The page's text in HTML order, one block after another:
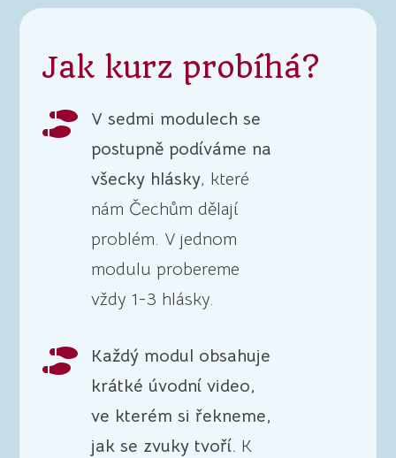
Jak kurz probíhá?

V sedmi modulech se
postupně podíváme na
všecky hlásky, které
nám Čechům dělají
problém. V jednom
modulu probereme
vždy 1-3 hlásky.

Každý modul obsahuje
krátké úvodní video,
ve kterém si řekneme,
jak se zvuky tvoří. K